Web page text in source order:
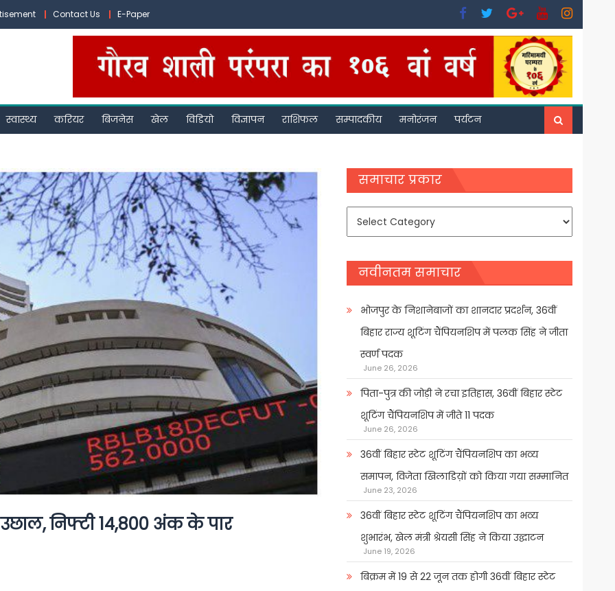
Contact Us E-Paper
स्वास्थ्य करियर बिजनेस खेल विडियो विज्ञापन राशिफल सम्पादकीय मनोरंजन पर्यटन
निफ्टी 14,800 अंक के पार
समाचार प्रकार
समाचार
नवीनतम समाचार
भोजपुर के निशानेबाजों का शानदार प्रदर्शन, 36वीं
बिहार राज्य शूटिंग चैंपियनशिप में पलक सिंह ने जीता
स्वर्ण पदक
June 26, 2026
पिता-पुत्र की जोड़ी ने रचा इतिहास, 36वीं बिहार स्टेट
शूटिंग चैंपियनशिप में जीते 11 पदक
June 26, 2026
36वीं बिहार स्टेट शूटिंग चैंपियनशिप का भव्य
समापन, विजेता खिलाडिय़ों को किया गया सम्मानित
June 23, 2026
36वीं बिहार स्टेट शूटिंग चैंपियनशिप का भव्य
शुभारंभ, खेल मंत्री श्रेयसी सिंह ने किया उद्घाटन
June 19, 2026
बिक्रम में 19 से 22 जून तक होगी 36वीं बिहार स्टेट